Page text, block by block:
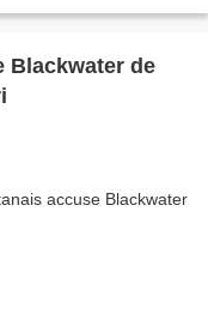
Blackwater de